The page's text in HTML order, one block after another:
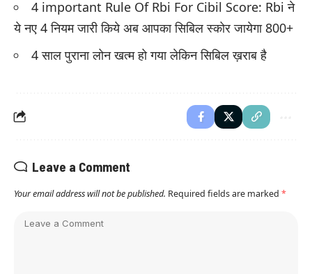
4 important Rule Of Rbi For Cibil Score: Rbi ने
ये नए 4 नियम जारी किये अब आपका सिबिल स्कोर जायेगा 800+
4 साल पुराना लोन खत्म हो गया लेकिन सिबिल ख़राब है
Leave a Comment
Your email address will not be published. Required fields are marked *